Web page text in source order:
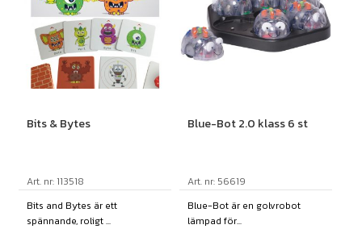
Bits & Bytes
Art. nr: 113518
Bits and Bytes är ett
spännande, roligt ...
Blue-Bot 2.0 klass 6 st
Art. nr: 56619
Blue-Bot är en golvrobot
lämpad för...